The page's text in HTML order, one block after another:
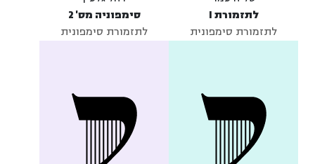
לתזמורת I
לתזמורת סימפונית
סימפוניה מס' 2
לתזמורת סימפונית